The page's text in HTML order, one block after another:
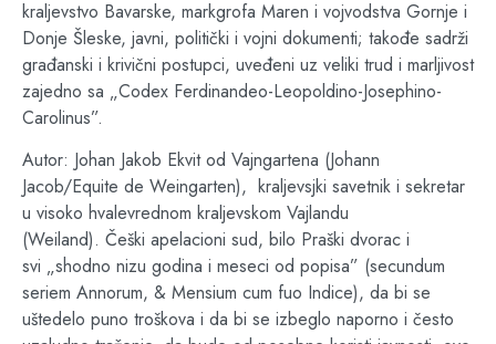
kraljevstvo Bavarske, markgrofa Maren i vojvodstva Gornje i
Donje Šleske, javni, politički i vojni dokumenti; takođe sadrži
građanski i krivični postupci, uveđeni uz veliki trud i marljivost
zajedno sa „Codex Ferdinandeo-Leopoldino-Josephino-
Carolinus”.
Autor: Johan Jakob Ekvit od Vajngartena (Johann
Jacob/Equite de Weingarten), kraljevsjki savetnik i sekretar
u visoko hvalevrednom kraljevskom Vajlandu
(Weiland). Češki apelacioni sud, bilo Praški dvorac i
svi „shodno nizu godina i meseci od popisa” (secundum
seriem Annorum, & Mensium cum fuo Indice), da bi se
uštedelo puno troškova i da bi se izbeglo naporno i često